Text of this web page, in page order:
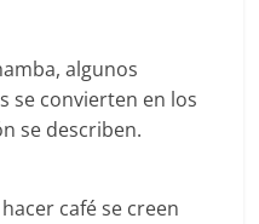
algunos
se convierten en los
se describen.
café se creen